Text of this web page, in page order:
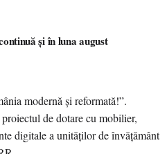
și în luna august